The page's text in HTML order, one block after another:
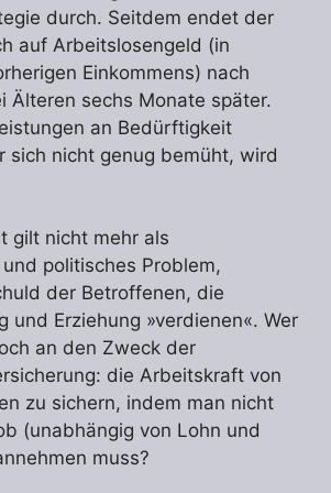
durch. Seitdem endet der
auf Arbeitslosengeld (in
Einkommens) nach
Älteren sechs Monate später.
an Bedürftigkeit
sich nicht genug bemüht, wird
gilt nicht mehr als
politisches Problem,
der Betroffenen, die
und Erziehung »verdienen«. Wer
an den Zweck der
die Arbeitskraft von
zu sichern, indem man nicht
(unabhängig von Lohn und
muss?